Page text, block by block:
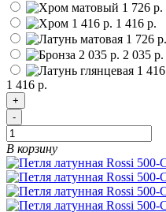
1 416 р.
2 035 р.
1 416 р.
+
-
В корзину